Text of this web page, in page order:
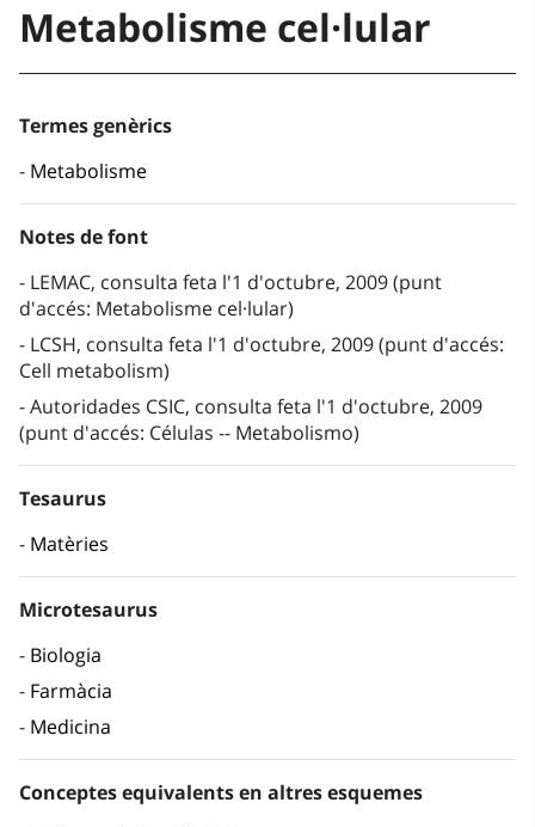
Metabolisme cel·lular
Termes genèrics
Metabolisme
Notes de font
LEMAC, consulta feta l'1 d'octubre, 2009 (punt
d'accés: Metabolisme cel·lular)
LCSH, consulta feta l'1 d'octubre, 2009 (punt d'accés:
Cell metabolism)
Autoridades CSIC, consulta feta l'1 d'octubre, 2009
(punt d'accés: Células -- Metabolismo)
Tesaurus
Matèries
Microtesaurus
Biologia
Farmàcia
Medicina
Conceptes equivalents en altres esquemes